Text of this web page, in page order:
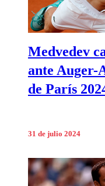
Medvedev
ante Auger-
de París
31 de julio 2024